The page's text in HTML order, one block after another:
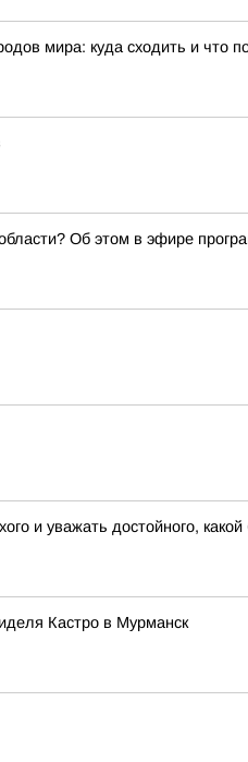
мира: куда сходить и что
Об этом в эфире
и уважать достойного,
Кастро в Мурманск